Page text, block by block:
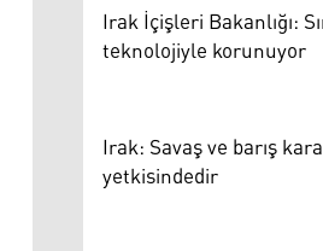
Irak İçişleri Bakanlığı:
teknolojiyle korunuyor
Irak: Savaş ve barış
yetkisindedir